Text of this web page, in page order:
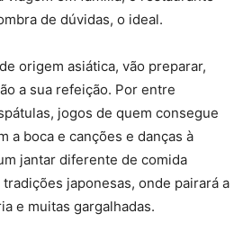
de dúvidas, o ideal.
origem asiática, vão preparar,
a sua refeição. Por entre
jogos de quem consegue
a boca e canções e danças à
jantar diferente de comida
japonesas, onde pairará a
e muitas gargalhadas.